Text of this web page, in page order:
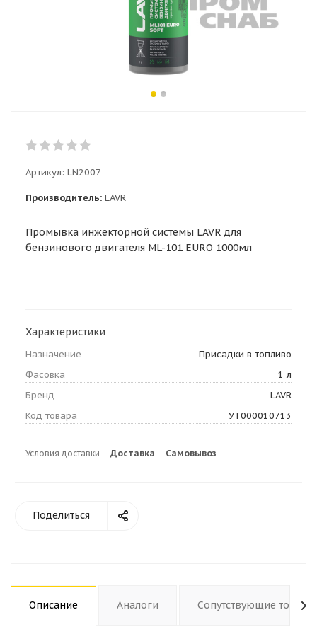
Артикул: LN2007
Производитель: LAVR
Промывка инжекторной системы LAVR для
бензинового двигателя ML-101 EURO 1000мл
Характеристики
Назначение
Присадки в топливо
Фасовка
1 л
Бренд
LAVR
Код товара
УТ000010713
Условия доставки Доставка Самовывоз
Поделиться
Описание Аналоги Сопутствующие товары